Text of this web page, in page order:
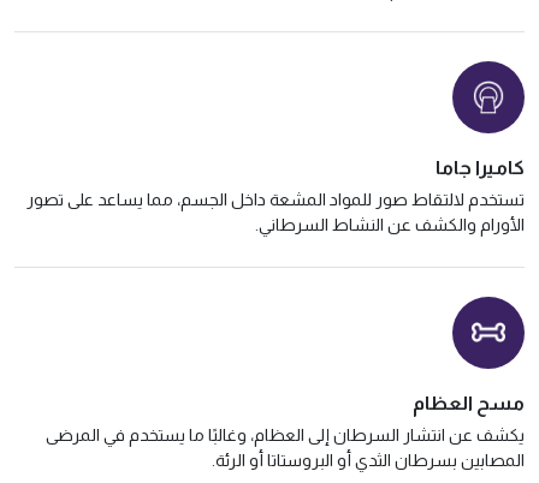
كاميرا جاما
تستخدم لالتقاط صور للمواد المشعة داخل الجسم، مما يساعد على تصور
الأورام والكشف عن النشاط السرطاني.
مسح العظام
يكشف عن انتشار السرطان إلى العظام، وغالبًا ما يستخدم في المرضى
المصابين بسرطان الثدي أو البروستاتا أو الرئة.